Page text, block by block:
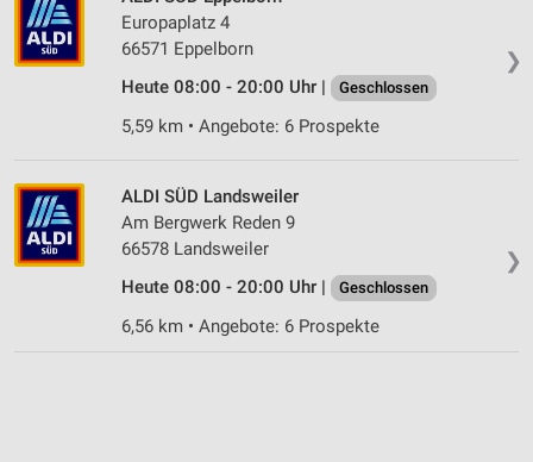
❯
Europaplatz 4
66571 Eppelborn
Heute 08:00 - 20:00 Uhr |
Geschlossen
5,59 km • Angebote: 6 Prospekte
❯
ALDI SÜD Landsweiler
Am Bergwerk Reden 9
66578 Landsweiler
Heute 08:00 - 20:00 Uhr |
Geschlossen
6,56 km • Angebote: 6 Prospekte